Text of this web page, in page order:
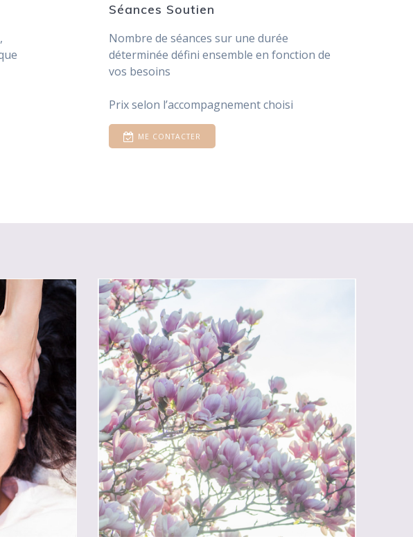
Séances Soutien
Nombre de séances sur une durée
déterminée défini ensemble en fonction de
vos besoins
Prix selon l’accompagnement choisi
ME CONTACTER